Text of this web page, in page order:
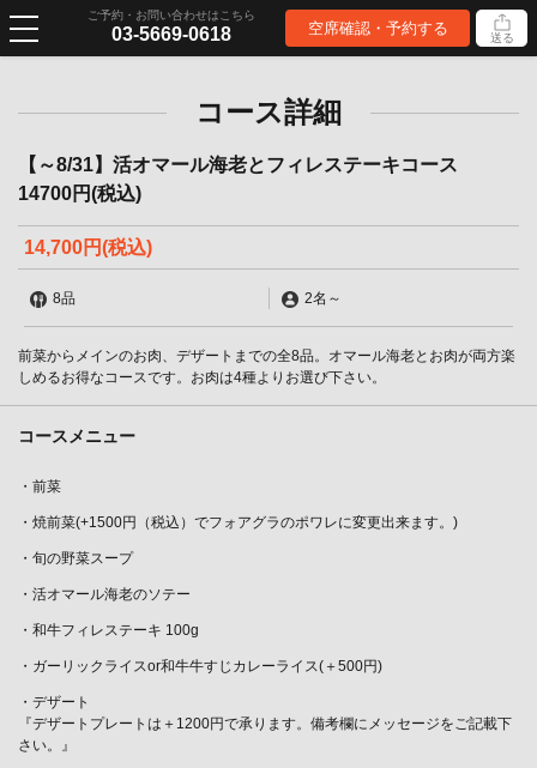
ご予約・お問い合わせはこちら
03-5669-0618 空席確認・予約する 送る
コース詳細
【～8/31】活オマール海老とフィレステーキコース
14700円(税込)
14,700円(税込)
8品 2名 ～
前菜からメインのお肉、デザートまでの全8品。オマール海老とお肉が両方楽
しめるお得なコースです。お肉は4種よりお選び下さい。
コースメニュー
・前菜
・焼前菜(+1500円（税込）でフォアグラのポワレに変更出来ます。)
・旬の野菜スープ
・活オマール海老のソテー
・和牛フィレステーキ 100g
・ガーリックライスor和牛牛すじカレーライス(＋500円)
・デザート
『デザートプレートは＋1200円で承ります。備考欄にメッセージをご記載下
さい。』